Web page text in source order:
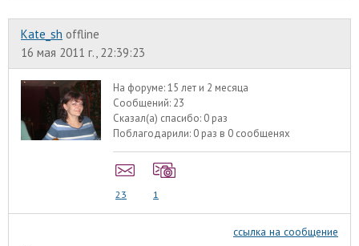
Kate_sh offline
16 мая 2011 г., 22:39:23
На форуме:15 лет и 2 месяца
Сообщений: 23
Сказал(а) спасибо: 0 раз
Поблагодарили: 0 раз в 0 сообщенях
23 1
ссылка на сообщение